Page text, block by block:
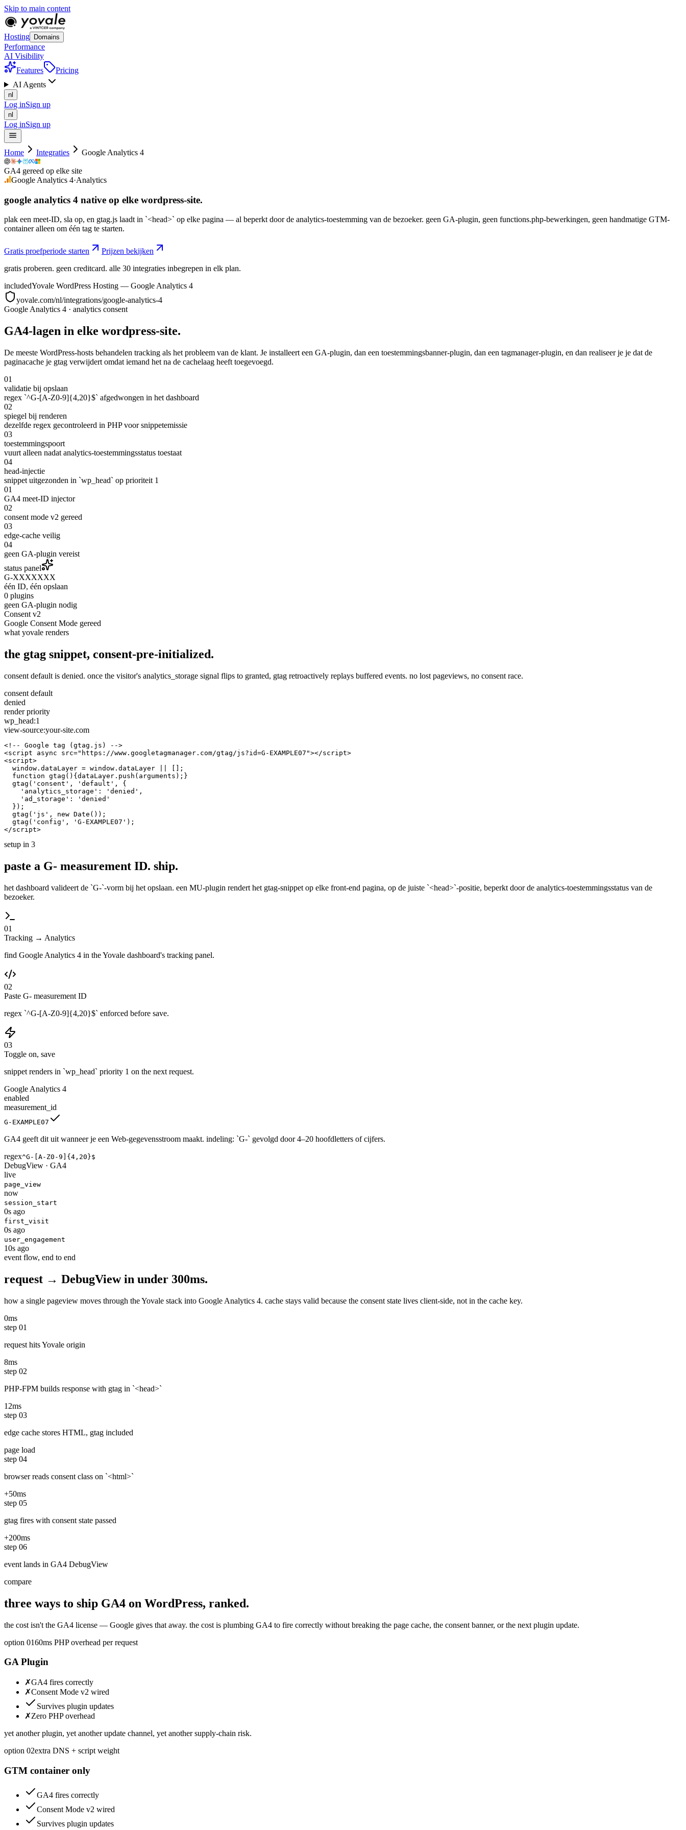
Skip to main content
Hosting Domains
Performance
AI Visibility
Features
Pricing
AI Agents
nl
Log inSign up
nl
Log inSign up
Home Integraties Google Analytics 4
GA4 gereed op elke site
Google Analytics 4·Analytics
google analytics 4 native op elke wordpress-site.
plak een meet-ID, sla op, en gtag.js laadt in `<head>` op elke pagina — al beperkt door de analytics-toestemming van de bezoeker. geen GA-plugin, geen functions.php-bewerkingen, geen handmatige GTM-
container alleen om één tag te starten.
Gratis proefperiode starten
Prijzen bekijken
gratis proberen. geen creditcard. alle 30 integraties inbegrepen in elk plan.
includedYovale WordPress Hosting — Google Analytics 4
yovale.com/nl/integrations/google-analytics-4
Google Analytics 4 · analytics consent
GA4-lagen in elke wordpress-site.
De meeste WordPress-hosts behandelen tracking als het probleem van de klant. Je installeert een GA-plugin, dan een toestemmingsbanner-plugin, dan een tagmanager-plugin, en dan realiseer je je dat de
paginacache je gtag verwijdert omdat iemand het na de cachelaag heeft toegevoegd.
01
validatie bij opslaan
regex `^G-[A-Z0-9]{4,20}$` afgedwongen in het dashboard
02
spiegel bij renderen
dezelfde regex gecontroleerd in PHP voor snippetemissie
03
toestemmingspoort
vuurt alleen nadat analytics-toestemmingsstatus toestaat
04
head-injectie
snippet uitgezonden in `wp_head` op prioriteit 1
01
GA4 meet-ID injector
02
consent mode v2 gereed
03
edge-cache veilig
04
geen GA-plugin vereist
status panel
G-XXXXXXX
één ID, één opslaan
0 plugins
geen GA-plugin nodig
Consent v2
Google Consent Mode gereed
what yovale renders
the gtag snippet, consent-pre-initialized.
consent default is denied. once the visitor's analytics_storage signal flips to granted, gtag retroactively replays buffered events. no lost pageviews, no consent race.
consent default
denied
render priority
wp_head:1
view-source:your-site.com
<!-- Google tag (gtag.js) -->
<script async src="https://www.googletagmanager.com/gtag/js?id=G-EXAMPLE07"></script>
<script>
  window.dataLayer = window.dataLayer || [];
  function gtag(){dataLayer.push(arguments);}
  gtag('consent', 'default', {
    'analytics_storage': 'denied',
    'ad_storage': 'denied'
  });
  gtag('js', new Date());
  gtag('config', 'G-EXAMPLE07');
</script>
setup in 3
paste a G- measurement ID. ship.
het dashboard valideert de `G-`-vorm bij het opslaan. een MU-plugin rendert het gtag-snippet op elke front-end pagina, op de juiste `<head>`-positie, beperkt door de analytics-toestemmingsstatus van de
bezoeker.
01
Tracking → Analytics
find Google Analytics 4 in the Yovale dashboard's tracking panel.
02
Paste G- measurement ID
regex `^G-[A-Z0-9]{4,20}$` enforced before save.
03
Toggle on, save
snippet renders in `wp_head` priority 1 on the next request.
Google Analytics 4
enabled
measurement_id
G-EXAMPLE07
GA4 geeft dit uit wanneer je een Web-gegevensstroom maakt. indeling: `G-` gevolgd door 4–20 hoofdletters of cijfers.
regex^G-[A-Z0-9] {4,20}$
DebugView · GA4
live
page_view
now
session_start
0s ago
first_visit
0s ago
user_engagement
10s ago
event flow, end to end
request → DebugView in under 300ms.
how a single pageview moves through the Yovale stack into Google Analytics 4. cache stays valid because the consent state lives client-side, not in the cache key.
0ms
step 01
request hits Yovale origin
8ms
step 02
PHP-FPM builds response with gtag in `<head>`
12ms
step 03
edge cache stores HTML, gtag included
page load
step 04
browser reads consent class on `<html>`
+50ms
step 05
gtag fires with consent state passed
+200ms
step 06
event lands in GA4 DebugView
compare
three ways to ship GA4 on WordPress, ranked.
the cost isn't the GA4 license — Google gives that away. the cost is plumbing GA4 to fire correctly without breaking the page cache, the consent banner, or the next plugin update.
option 0160ms PHP overhead per request
GA Plugin
✗GA4 fires correctly
✗Consent Mode v2 wired
Survives plugin updates
✗Zero PHP overhead
yet another plugin, yet another update channel, yet another supply-chain risk.
option 02extra DNS + script weight
GTM container only
GA4 fires correctly
Consent Mode v2 wired
Survives plugin updates